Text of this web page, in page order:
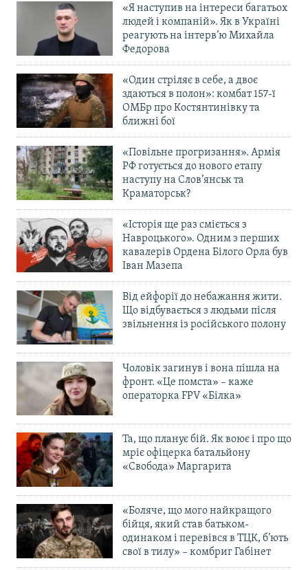
«Я наступив на інтереси багатьох
людей і компаній». Як в Україні
реагують на інтерв’ю Михайла
Федорова
«Один стріляє в себе, а двоє
здаються в полон»: комбат 157-ї
ОМБр про Костянтинівку та
ближні бої
«Повільне прогризання». Армія
РФ готується до нового етапу
наступу на Слов’янськ та
Краматорськ?
«Історія ще раз сміється з
Навроцького». Одним з перших
кавалерів Ордена Білого Орла був
Іван Мазепа
Від ейфорії до небажання жити.
Що відбувається з людьми після
звільнення із російського полону
Чоловік загинув і вона пішла на
фронт. «Це помста» – каже
операторка FPV «Білка»
Та, що планує бій. Як воює і про що
мріє офіцерка батальйону
«Свобода» Маргарита
«Боляче, що мого найкращого
бійця, який став батьком-
одинаком і перевівся в ТЦК, б’ють
свої в тилу» – комбриг Габінет